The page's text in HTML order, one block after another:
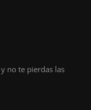
no te pierdas las